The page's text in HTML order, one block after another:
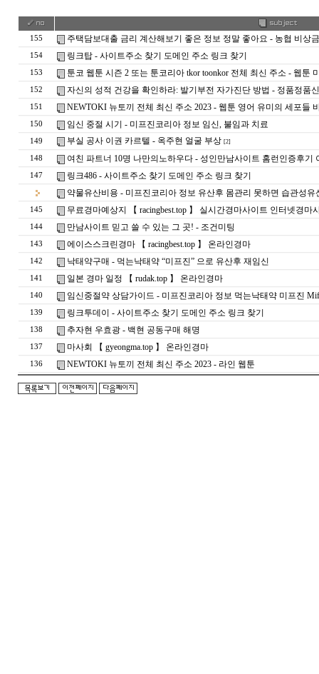
155 주택담보대출 금리 계산해보기 좋은 정보 정말 좋아요 - 농협 비상
154 링크탑 - 사이트주소 찾기 도메인 주소 링크 찾기
153 툰코 웹툰 시즌 2 또는 툰코리아 tkor toonkor 전체 최신 주소 - 웹툰
152 자신의 성적 건강을 확인하라: 발기부전 자가진단 방법 - 정품정품
151 NEWTOKI 뉴토끼 전체 최신 주소 2023 - 웹툰 영어 유미의 세포들
150 임신 중절 시기 - 미프진코리아 정보 임신, 불임과 치료
149 부실 공사 이권 카르텔 - 옥주현 얼굴 부상 [2]
148 여친 파트너 10명 나만의노하우다 - 성인만남사이트 홈런인증후기
147
링크486 - 사이트주소 찾기 도메인 주소 링크 찾기
약물유산비용 - 미프진코리아 정보 유산후 몸관리 못하면 습관성유
145 무료경마예상지 【 racingbest.top 】 실시간경마사이트 인터넷경마
144 만남사이트 믿고 쓸 수 있는 그 곳! - 조­건­미­팅
143 에이스스크린경마 【 racingbest.top 】 온라인경마
142 낙태약구매 - 먹는낙태약 “미프진” 으로 유산후 재임신
141 일본 경마 일정 【 rudak.top 】 온라인경마
140 임신중절약 상담가이드 - 미프진코리아 정보 먹는낙태약 미프진
139 링크투데이 - 사이트주소 찾기 도메인 주소 링크 찾기
138 추자현 우효광 - 백현 공동구매 해명
137 마사회 【 gyeongma.top 】 온라인경마
136 NEWTOKI 뉴토끼 전체 최신 주소 2023 - 라인 웹툰